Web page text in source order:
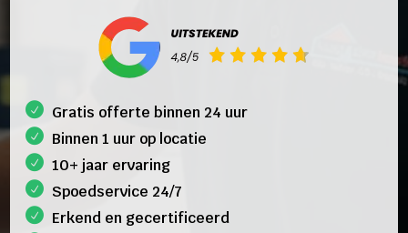
Gratis offerte binnen 24 uur
Binnen 1 uur op locatie
10+ jaar ervaring
Spoedservice 24/7
Erkend en gecertificeerd